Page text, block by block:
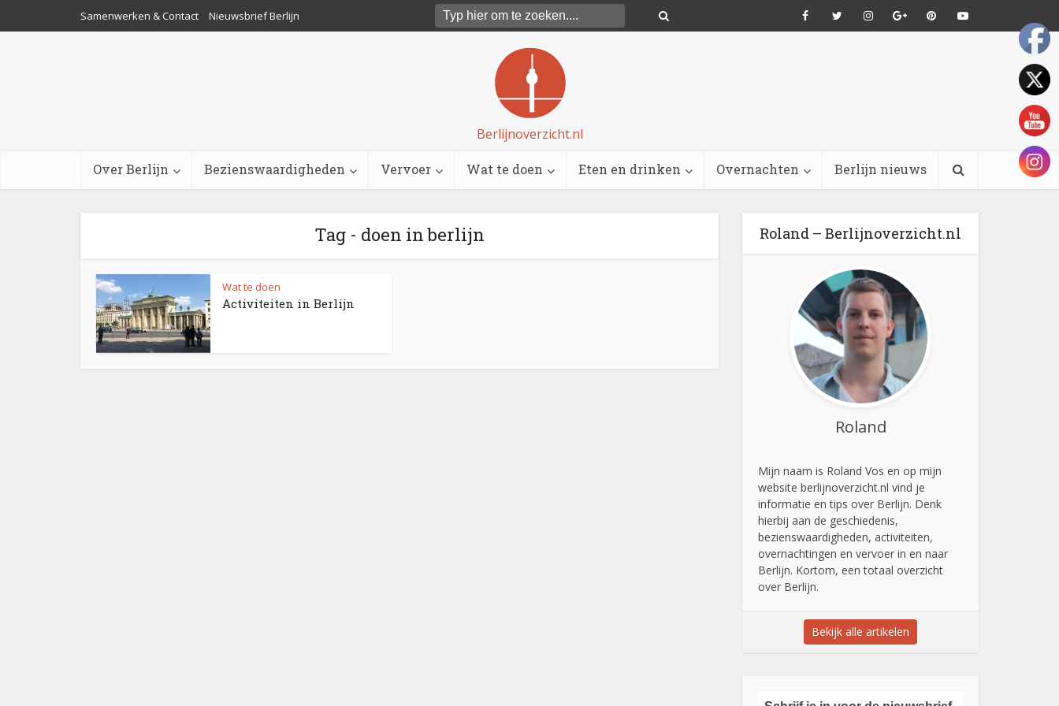
Samenwerken & Contact Nieuwsbrief Berlijn
Berlijnoverzicht.nl
Over Berlijn Bezienswaardigheden Vervoer Wat te doen Eten en drinken Overnachten Berlijn nieuws
Tag - doen in berlijn
Wat te doen
Activiteiten in Berlijn
Roland – Berlijnoverzicht.nl
Roland
Mijn naam is Roland Vos en op mijn
website berlijnoverzicht.nl vind je
informatie en tips over Berlijn. Denk
hierbij aan de geschiedenis,
bezienswaardigheden, activiteiten,
overnachtingen en vervoer in en naar
Berlijn. Kortom, een totaal overzicht
over Berlijn.
Bekijk alle artikelen